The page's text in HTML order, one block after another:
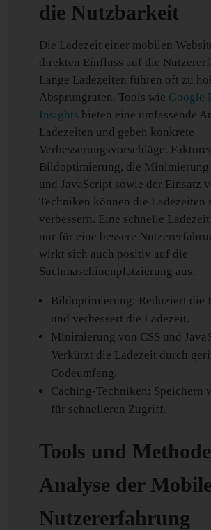
die Nutzbarkeit
Die Ladezeit einer mobilen
direkten Einfluss auf die
Lange Ladezeiten führen oft zu
Absprungraten. Tools wie Google
Insights bieten eine umfassende
Ladezeiten und geben konkrete
Verbesserungsvorschläge.
Bildoptimierung, die Minimierung
und JavaScript sowie der Einsatz
Techniken können die
verbessern. Eine schnelle
nur für eine bessere
wirkt sich auch positiv auf die
Suchmaschinenplatzierung aus.
Bildoptimierung: Reduziert die
und verbessert die Ladezeit.
Minimierung von CSS und
Verkürzt die Ladezeit durch
Codeumfang.
Caching-Techniken: Speichern
für schnelleren Zugriff.
Tools und
Analyse der
Nutzererfahrung